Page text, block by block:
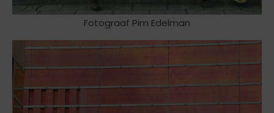
Fotograaf Pim Edelman